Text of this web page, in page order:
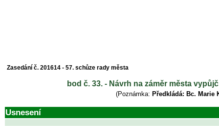
Zasedání č. 201614 - 57. schůze rady města
bod č. 33. - Návrh na záměr města
(Poznámka: Předkládá: Bc.
Usnesení